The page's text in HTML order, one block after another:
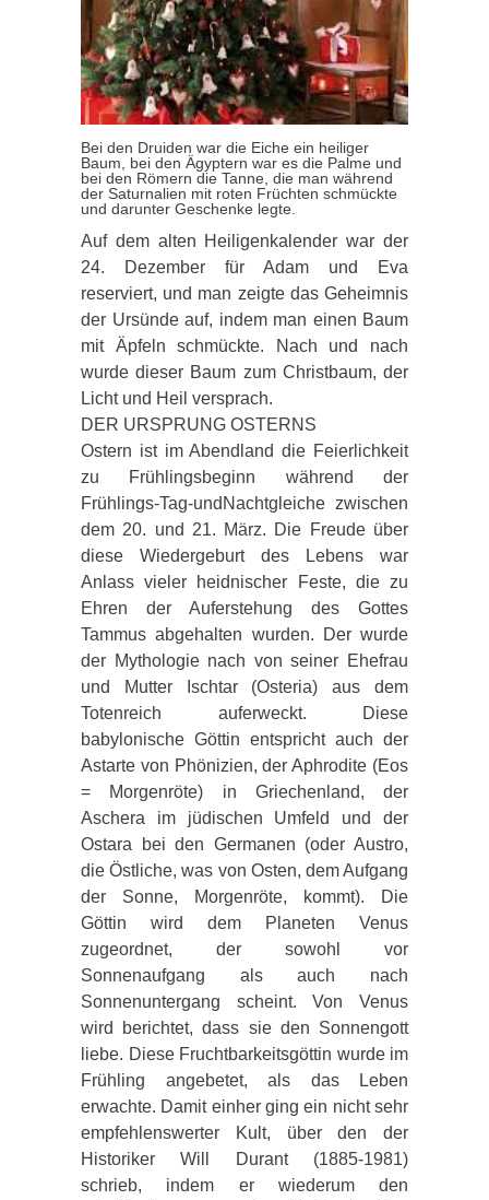
Bei den Druiden war die Eiche ein heiliger
Baum, bei den Ägyptern war es die Palme und
bei den Römern die Tanne, die man während
der Saturnalien mit roten Früchten schmückte
und darunter Geschenke legte.
Auf dem alten Heiligenkalender war der
24. Dezember für Adam und Eva
reserviert, und man zeigte das Geheimnis
der Ursünde auf, indem man einen Baum
mit Äpfeln schmückte. Nach und nach
wurde dieser Baum zum Christbaum, der
Licht und Heil versprach.
DER URSPRUNG OSTERNS
Ostern ist im Abendland die Feierlichkeit
zu Frühlingsbeginn während der
Frühlings-Tag-undNachtgleiche zwischen
dem 20. und 21. März. Die Freude über
diese Wiedergeburt des Lebens war
Anlass vieler heidnischer Feste, die zu
Ehren der Auferstehung des Gottes
Tammus abgehalten wurden. Der wurde
der Mythologie nach von seiner Ehefrau
und Mutter Ischtar (Osteria) aus dem
Totenreich auferweckt. Diese
babylonische Göttin entspricht auch der
Astarte von Phönizien, der Aphrodite (Eos
= Morgenröte) in Griechenland, der
Aschera im jüdischen Umfeld und der
Ostara bei den Germanen (oder Austro,
die Östliche, was von Osten, dem Aufgang
der Sonne, Morgenröte, kommt). Die
Göttin wird dem Planeten Venus
zugeordnet, der sowohl vor
Sonnenaufgang als auch nach
Sonnenuntergang scheint. Von Venus
wird berichtet, dass sie den Sonnengott
liebe. Diese Fruchtbarkeitsgöttin wurde im
Frühling angebetet, als das Leben
erwachte. Damit einher ging ein nicht sehr
empfehlenswerter Kult, über den der
Historiker Will Durant (1885-1981)
schrieb, indem er wiederum den